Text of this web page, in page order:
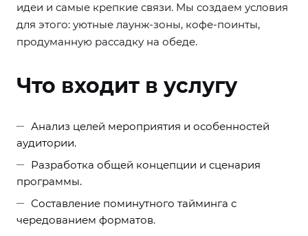
идеи и самые крепкие связи. Мы создаем условия
для этого: уютные лаунж-зоны, кофе-поинты,
продуманную рассадку на обеде.
Что входит в услугу
Анализ целей мероприятия и особенностей
аудитории.
Разработка общей концепции и сценария
программы.
Составление поминутного тайминга с
чередованием форматов.